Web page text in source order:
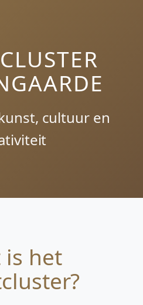
cultuur en
is het